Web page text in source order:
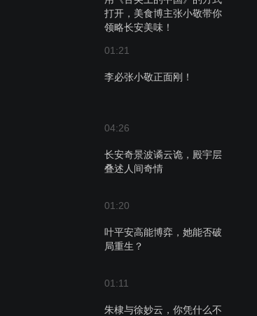
打开，美食博主张小敬带你
领略长安美味！
01:21
李必张小敬正面刚！
04:26
长安奇景波谲云诡，殿宇层
叠述人间奇情
01:20
叶平安高能博弈，她能否破
局重生？
01:11
朱棣与徐妙云，你凭什么不